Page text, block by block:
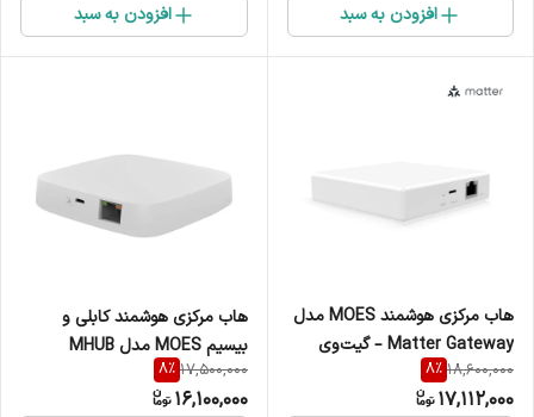
افزودن به سبد افزودن به سبد
هاب مرکزی هوشمند MOES مدل
Matter Gateway – گیت‌وی
ZigBee + Matter + Thread
18,600,000
8%
17,112,000
هاب مرکزی هوشمند کابلی و
بیسیم MOES مدل MHUB
گیت‌وی ZigBee + Bluetooth
WIRED/WIRELESS
17,500,000
8%
16,100,000